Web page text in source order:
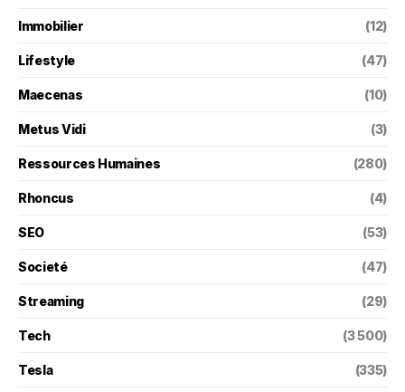
Immobilier (12)
Lifestyle (47)
Maecenas (10)
Metus Vidi (3)
Ressources Humaines (280)
Rhoncus (4)
SEO (53)
Societé (47)
Streaming (29)
Tech (3 500)
Tesla (335)